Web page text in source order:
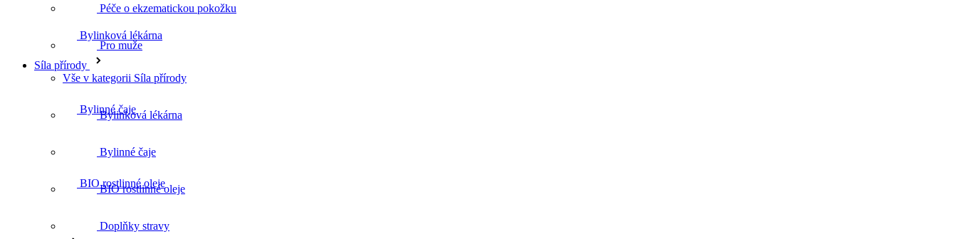
Bylinková lékárna
Bylinné čaje
BIO rostlinné oleje
Péče o ekzematickou pokožku
Pro muže
Síla přírody
Vše v kategorii Síla přírody
Bylinková lékárna
Bylinné čaje
BIO rostlinné oleje
Doplňky stravy